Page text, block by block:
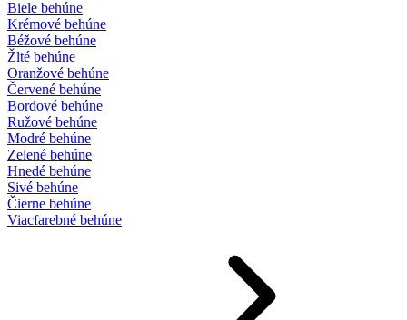
Biele behúne
Krémové behúne
Béžové behúne
Žlté behúne
Oranžové behúne
Červené behúne
Bordové behúne
Ružové behúne
Modré behúne
Zelené behúne
Hnedé behúne
Sivé behúne
Čierne behúne
Viacfarebné behúne